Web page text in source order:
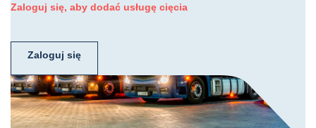
Zaloguj się, aby dodać usługę cięcia
Zaloguj się